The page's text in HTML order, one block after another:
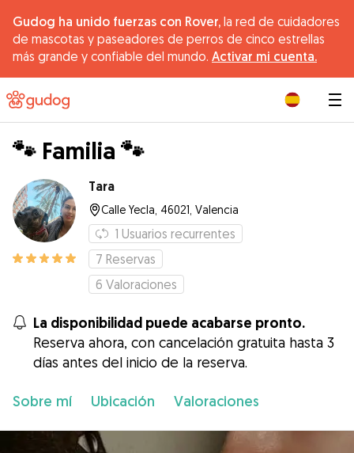
Gudog ha unido fuerzas con Rover, la red de cuidadores
de mascotas y paseadores de perros de cinco estrellas
más grande y confiable del mundo. Activar mi cuenta.
🐾 Familia 🐾
Tara
Calle Yecla, 46021, Valencia
1 Usuarios recurrentes
7 Reservas
6 Valoraciones
La disponibilidad puede acabarse pronto.
Reserva ahora, con cancelación gratuita hasta 3
días antes del inicio de la reserva.
Sobre mí Ubicación Valoraciones